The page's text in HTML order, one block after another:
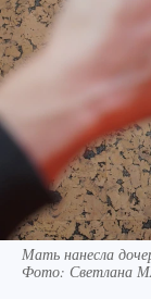
Мать нанесла
Фото: Светлана